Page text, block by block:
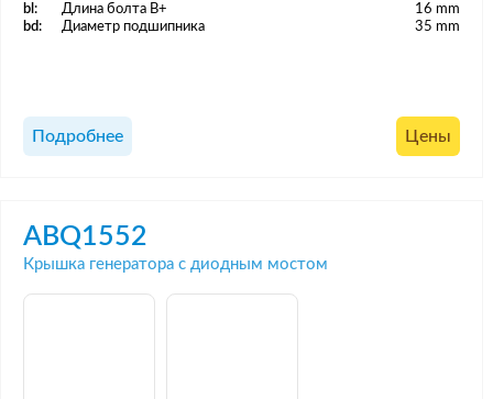
bl:
Длина болта B+
16 mm
bd:
Диаметр подшипника 35 mm
Подробнее Цены
ABQ1552
Крышка генератора с диодным мостом